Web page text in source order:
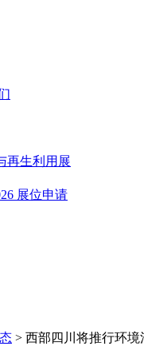
再生利用展
展位申请
> 西部四川将推行环境